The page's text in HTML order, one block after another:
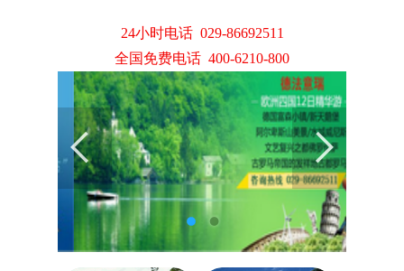
24小时电话 029-86692511
全国免费电话 400-6210-800